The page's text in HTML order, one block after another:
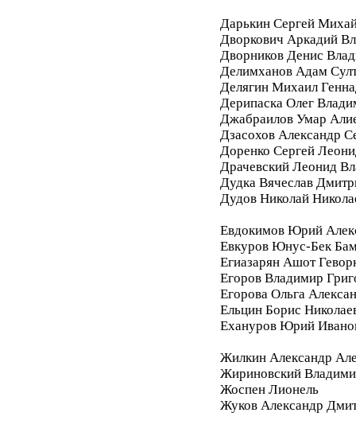
Дарькин Сергей
Дворкович Аркадий
Дворников Денис
Делимханов Адам
Делягин Михаил
Дерипаска Олег
Джабраилов Умар
Дзасохов Александр
Доренко Сергей
Драчевский Леонид
Дудка Вячеслав
Дудов Николай
Евдокимов Юрий
Евкуров Юнус-Бек
Егиазарян Ашот
Егоров Владимир
Егорова Ольга
Ельцин Борис
Ехануров Юрий
Жилкин Александр
Жириновский
Жоспен Лионель
Жуков Александр